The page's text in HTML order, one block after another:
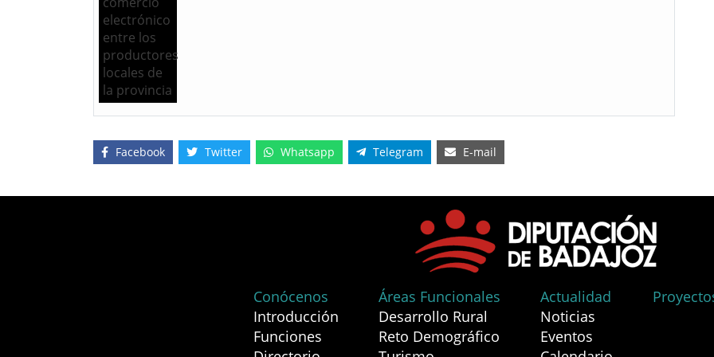
Facebook Twitter Whatsapp Telegram E-mail
Conócenos
Introducción
Funciones
Áreas Funcionales
Desarrollo Rural
Reto Demográfico
Actualidad
Noticias
Eventos